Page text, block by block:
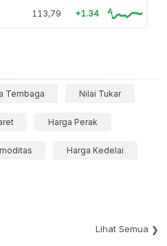
113,79 +1.34
Tembaga Nilai Tukar
Harga Perak
Harga Kedelai
Lihat Semua